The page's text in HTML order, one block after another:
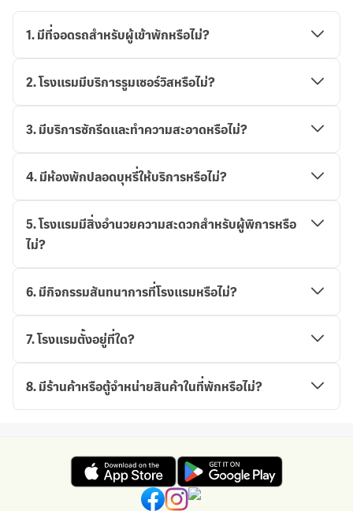
1.มีที่จอดรถสำหรับผู้เข้าพักหรือไม่?
2.โรงแรมมีบริการรูมเซอร์วิสหรือไม่?
3.มีบริการซักรีดและทำความสะอาดหรือไม่?
4.มีห้องพักปลอดบุหรี่ให้บริการหรือไม่?
5.โรงแรมมีสิ่งอำนวยความสะดวกสำหรับผู้พิการหรือ
ไม่?
6.มีกิจกรรมสันทนาการที่โรงแรมหรือไม่?
7.โรงแรมตั้งอยู่ที่ใด?
8.มีร้านค้าหรือตู้จำหน่ายสินค้าในที่พักหรือไม่?